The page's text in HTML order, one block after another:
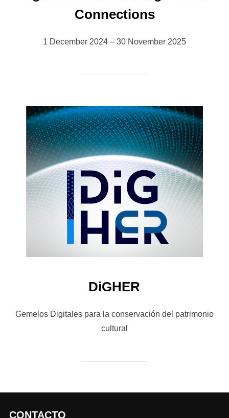
Connections
1 December 2024 – 30 November 2025
DiGHER
Gemelos Digitales para la conservación del patrimonio
cultural
CONTACTO